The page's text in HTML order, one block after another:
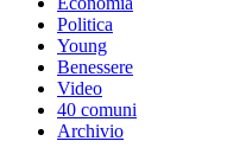
Politica
Young
Benessere
Video
40 comuni
Archivio